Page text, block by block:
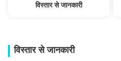
विस्तार से जानकारी
विस्तार से जानकारी